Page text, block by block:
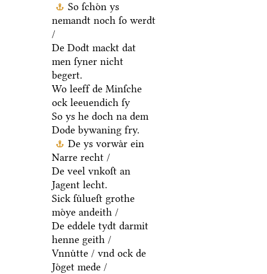
So ſchoͤn ys
nemandt noch ſo werdt
/
De Dodt mackt dat
men ſyner nicht
begert.
Wo leeff de Minſche
ock leeuendich ſy
So ys he doch na dem
Dode bywaning fry.
De ys vorwaͤr ein
Narre recht /
De veel vnkoſt an
Jagent lecht.
Sick ſuͤlueſt grothe
moͤye andeith /
De eddele tydt darmit
henne geith /
Vnnuͤtte / vnd ock de
Joͤget mede /